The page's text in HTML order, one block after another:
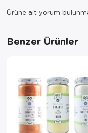
Ürüne ait yorum
Benzer Ürünler